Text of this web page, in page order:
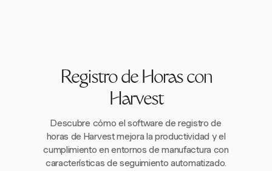
Registro de Horas con
Harvest
Descubre cómo el software de registro de
horas de Harvest mejora la productividad y el
cumplimiento en entornos de manufactura con
características de seguimiento automatizado.